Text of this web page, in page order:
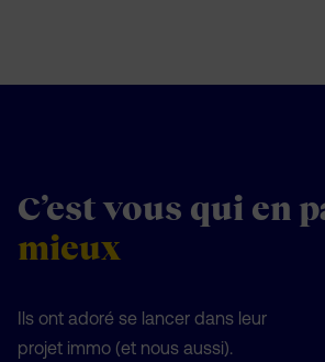
C’est vous qui en
mieux
Ils ont adoré se lancer dans leur
projet immo (et nous aussi).